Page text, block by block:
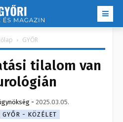
GYŐR
tilalom van
- 2025.03.05.
GYŐR - KÖZÉLET